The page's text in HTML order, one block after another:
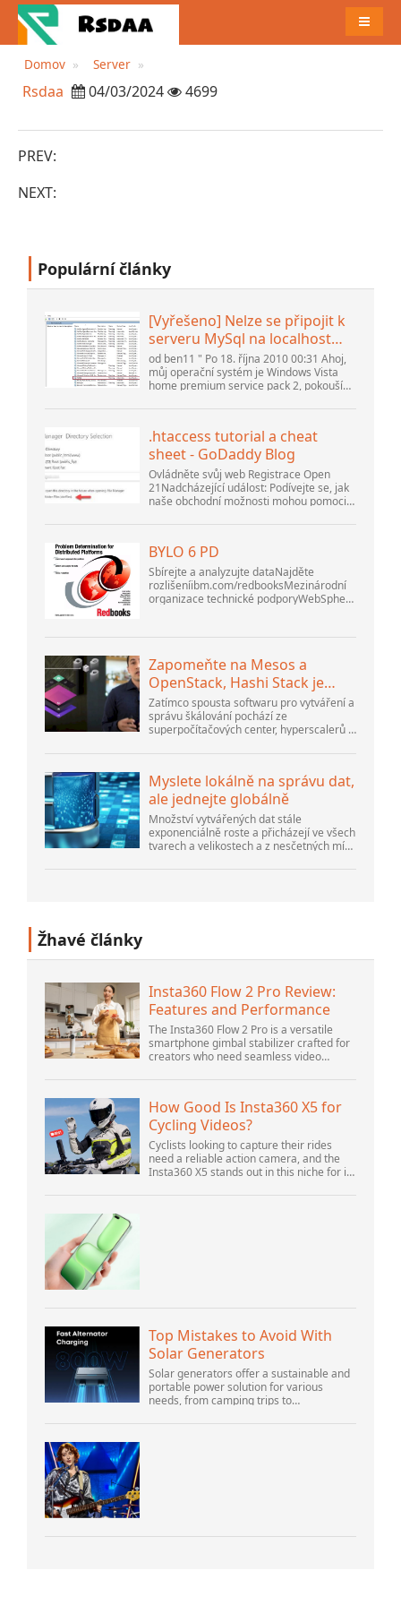
Domov Server
Rsdaa 04/03/2024 4699
PREV:
NEXT:
Populární články
[Vyřešeno] Nelze se připojit k
serveru MySql na localhost
(10061) (Zobrazit téma) *
Fórum komunity Apache
OpenOffice
od ben11 " Po 18. října 2010 00:31 Ahoj,
můj operační systém je Windows Vista
home premium service pack 2, pokouším
verze 5.1. Spustil jsem databázi
.htaccess tutorial a cheat
sheet - GoDaddy Blog
Ovládněte svůj web Registrace Open
21Nadcházející událost: Podívejte se, jak
naše obchodní možnosti mohou pomoci
prostředí na GoDaddy Open 2021 dne 28.
BYLO 6 PD
Sbírejte a analyzujte dataNajděte
rozlišeníibm.com/redbooksMezinárodní
organizace technické podporyWebSphere
PlatformsListopad 2005 SG2...
Zapomeňte na Mesos a
OpenStack, Hashi Stack je
nová další platforma
Zatímco spousta softwaru pro vytváření a
správu škálování pochází ze
superpočítačových center, hyperscalerů a
existuje spousta inovací, které dělají lidé...
Myslete lokálně na správu dat,
ale jednejte globálně
Množství vytvářených dat stále
exponenciálně roste a přicházejí ve všech
tvarech a velikostech a z nesčetných míst.
nestrukturovaný a je to gen...
Žhavé články
Insta360 Flow 2 Pro Review:
Features and Performance
The Insta360 Flow 2 Pro is a versatile
smartphone gimbal stabilizer crafted for
creators who need seamless video
for vlogging, live streaming, and video
How Good Is Insta360 X5 for
Cycling Videos?
Cyclists looking to capture their rides
need a reliable action camera, and the
Insta360 X5 stands out in this niche for its
Offering top-of-the-line 8K 360° video ca...
Top Mistakes to Avoid With
Solar Generators
Solar generators offer a sustainable and
portable power solution for various
needs, from camping trips to
increases, it’s vital to navigate common